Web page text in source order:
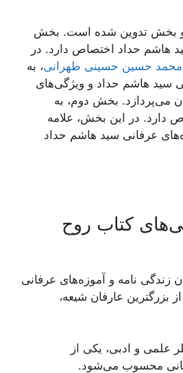
بخش تدوین شده است. بخش
هاشم حداد اختصاص دارد. در
محمد حسین حسینی طهرانی، به
سید هاشم حداد و ویژگی‌های
می‌پردازد. بخش دوم، به
دارد. در این بخش، علامه
عرفانی سید هاشم حداد
کتاب روح
زندگی نامه و آموزه‌های عرفانی
بزرگترین عارفان شیعه،
علمی و ادبی، یکی از
محسوب می‌شود.